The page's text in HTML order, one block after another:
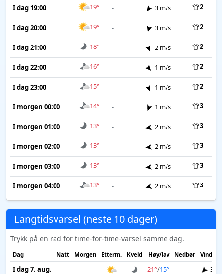
I dag 19:00 19° - 3 m/s 2
I dag 20:00 19° - 3 m/s 2
I dag 21:00 18° - 2 m/s 2
I dag 22:00 16° - 1 m/s 2
I dag 23:00 15° - 1 m/s 2
I morgen 00:00 14° - 1 m/s 3
I morgen 01:00 13° - 2 m/s 3
I morgen 02:00 13° - 2 m/s 3
I morgen 03:00 13° - 2 m/s 3
I morgen 04:00 13° - 2 m/s 3
Langtidsvarsel (neste 10 dager)
Trykk på en rad for time-for-time-varsel samme dag.
Dag Natt Morgen Etterm. Kveld Høy/lav Nedbør Vind
I dag 7. aug. - - 21°/15° -
3